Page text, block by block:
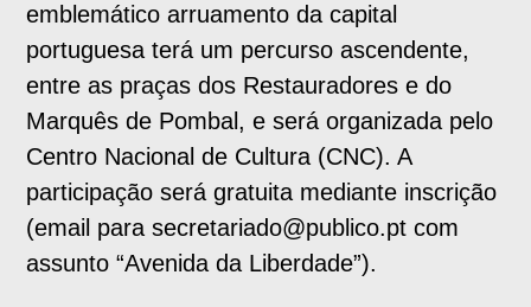
emblemático arruamento da capital
portuguesa terá um percurso ascendente,
entre as praças dos Restauradores e do
Marquês de Pombal, e será organizada pelo
Centro Nacional de Cultura (CNC). A
participação será gratuita mediante inscrição
(email para secretariado@publico.pt com
assunto “Avenida da Liberdade”).